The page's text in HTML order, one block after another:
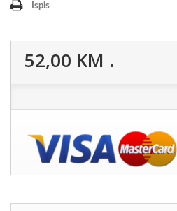
Ispis
52,00 KM .